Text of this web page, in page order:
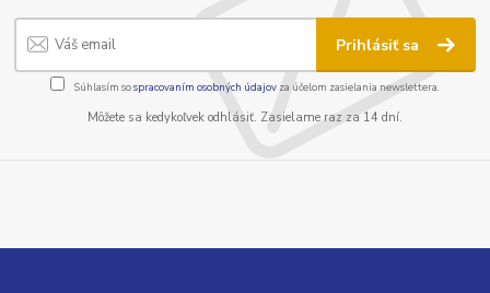
Prihlásiť sa
Súhlasím sospracovaním osobných údajov za účelom zasielania newslettera.
Môžete sa kedykoľvek odhlásiť. Zasielame raz za 14 dní.